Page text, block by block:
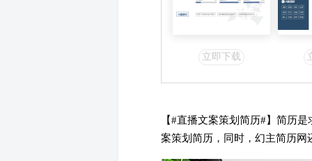
立即下载
【#直播文案策划简历#】简历
案策划简历，同时，幻主简历